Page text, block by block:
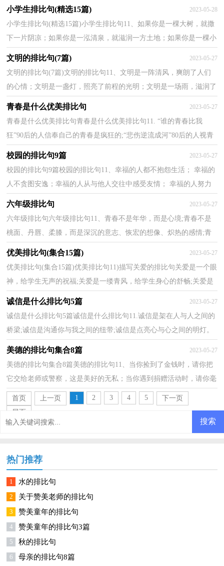
小学生排比句(精选15篇) 2023-05-28
小学生排比句(精选15篇)小学生排比句11、如果你是一棵大树，就撒
下一片阴凉；如果你是一泓清泉，就滋润一方土地；如果你是一棵小
文明的排比句(7篇) 2023-05-27
文明的排比句(7篇)文明的排比句11、文明是一阵清风，爽朗了人们
的心情；文明是一盏灯，照亮了前程的光明；文明是一场雨，滋润了
干涸的心灵。2、文明礼仪象一盏灯，照亮了你我前行的道路...
青春是什么优美排比句 2023-05-27
青春是什么优美排比句青春是什么优美排比句11. “谁的青春比我
狂”90后的人信奉自己的青春是疯狂的;“悲伤逆流成河”80后的人视青
校园的排比句9篇 2023-05-27
校园的排比句9篇校园的排比句11、幸福的人都不抱怨生活； 幸福的
人不贪图安逸；幸福的人从与他人交往中感受友情； 幸福的人努力
六年级排比句 2023-05-27
六年级排比句六年级排比句11、青春不是年华，而是心境;青春不是
桃面、丹唇、柔膝，而是深沉的意志、恢宏的想像、炽热的感情;青
春是生命的深泉涌流。2、青春是握在手里的细沙，不...
优美排比句(集合15篇) 2023-05-27
优美排比句(集合15篇)优美排比句11)描写关爱的排比句关爱是一个眼
神，给学生无声的祝福;关爱是一缕青风，给学生身心的舒畅;关爱是
诚信是什么排比句5篇 2023-05-27
诚信是什么排比句5篇诚信是什么排比句11.诚信是架在人与人之间的
桥梁;诚信是沟通你与我之间的纽带;诚信是点亮心与心之间的明灯。
2.诚信是小朋友将拾到的一分钱放在警察叔叔...
美德的排比句集合8篇 2023-05-27
美德的排比句集合8篇美德的排比句11、当你捡到了金钱时，请你把
它交给老师或警察，这是美好的无私；当你遇到捐赠活动时，请你毫
不犹豫的帮助那些贫困的孩子，这是美好的奉献；当你看到...
首页 上一页 1 2 3 4 5
下一页
尾页
热门推荐
1 水的排比句
2 关于赞美老师的排比句
3 赞美童年的排比句
4 赞美童年的排比句3篇
5 秋的排比句
6 母亲的排比句8篇